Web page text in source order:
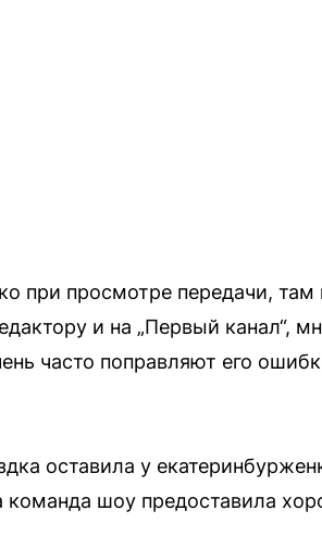
при просмотре передачи, там
и на „Первый канал“,
часто поправляют его
оставила у
команда шоу предоставила